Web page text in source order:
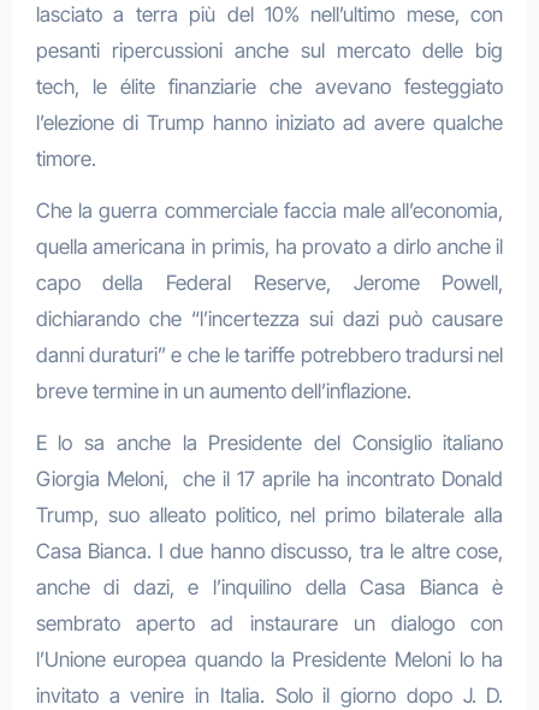
lasciato a terra più del 10% nell’ultimo mese, con
pesanti ripercussioni anche sul mercato delle big
tech, le élite finanziarie che avevano festeggiato
l’elezione di Trump hanno iniziato ad avere qualche
timore.
Che la guerra commerciale faccia male all’economia,
quella americana in primis, ha provato a dirlo anche il
capo della Federal Reserve, Jerome Powell,
dichiarando che “l’incertezza sui dazi può causare
danni duraturi” e che le tariffe potrebbero tradursi nel
breve termine in un aumento dell’inflazione.
E lo sa anche la Presidente del Consiglio italiano
Giorgia Meloni, che il 17 aprile ha incontrato Donald
Trump, suo alleato politico, nel primo bilaterale alla
Casa Bianca. I due hanno discusso, tra le altre cose,
anche di dazi, e l’inquilino della Casa Bianca è
sembrato aperto ad instaurare un dialogo con
l’Unione europea quando la Presidente Meloni lo ha
invitato a venire in Italia. Solo il giorno dopo J. D.